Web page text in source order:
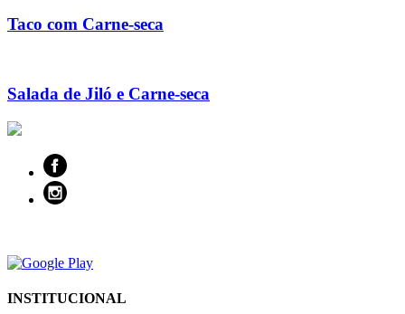
Taco com Carne-seca
Salada de Jiló e Carne-seca
INSTITUCIONAL